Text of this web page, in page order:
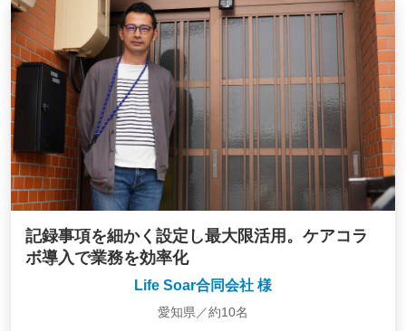
記録事項を細かく設定し最大限活用。ケアコラ
ボ導入で業務を効率化
Life Soar合同会社 様
愛知県／約10名